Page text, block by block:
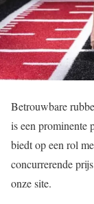
Betrouwbare
is een prominente
biedt op een rol
concurrerende
onze site.